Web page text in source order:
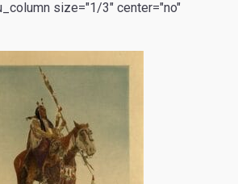
size="1/3" center="no"